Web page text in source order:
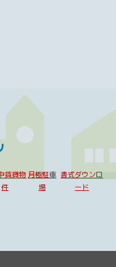
賃貸物
件
月極駐車
場
書式ダウンロ
ード